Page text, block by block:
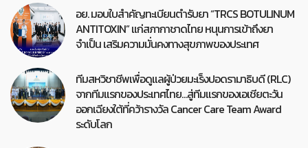
อย. มอบใบสำคัญทะเบียนตำรับยา “TRCS BOTULINUM
ANTITOXIN” แก่สภากาชาดไทย หนุนการเข้าถึงยา
จำเป็น เสริมความมั่นคงทางสุขภาพของประเทศ
ทีมสหวิชาชีพเพื่อดูแลผู้ป่วยมะเร็งปอดรามาธิบดี (RLC)
จากทีมแรกของประเทศไทย…สู่ทีมแรกของเอเชียตะวัน
ออกเฉียงใต้ที่คว้ารางวัล Cancer Care Team Award
ระดับโลก